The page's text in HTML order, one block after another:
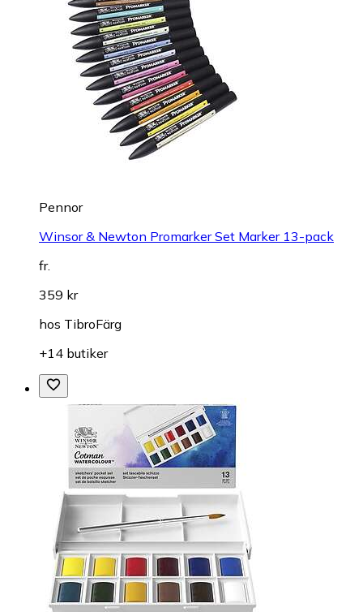
Pennor
Winsor & Newton Promarker Set Marker 13-pack
fr.
359 kr
hos TibroFärg
+14 butiker